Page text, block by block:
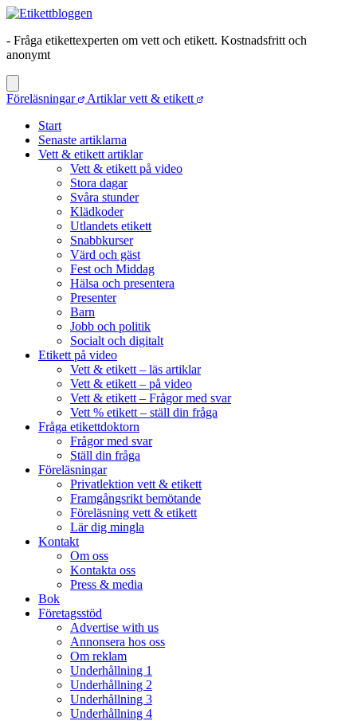
- Fråga etikettexperten om vett och etikett. Kostnadsfritt och
anonymt
Föreläsningar
Artiklar vett & etikett
Start
Senaste artiklarna
Vett & etikett artiklar
Vett & etikett på video
Stora dagar
Svåra stunder
Klädkoder
Utlandets etikett
Snabbkurser
Värd och gäst
Fest och Middag
Hälsa och presentera
Presenter
Barn
Jobb och politik
Socialt och digitalt
Etikett på video
Vett & etikett – läs artiklar
Vett & etikett – på video
Vett & etikett – Frågor med svar
Vett % etikett – ställ din fråga
Fråga etikettdoktorn
Frågor med svar
Ställ din fråga
Föreläsningar
Privatlektion vett & etikett
Framgångsrikt bemötande
Föreläsning vett & etikett
Lär dig mingla
Kontakt
Om oss
Kontakta oss
Press & media
Bok
Företagsstöd
Advertise with us
Annonsera hos oss
Om reklam
Underhållning 1
Underhållning 2
Underhållning 3
Underhållning 4